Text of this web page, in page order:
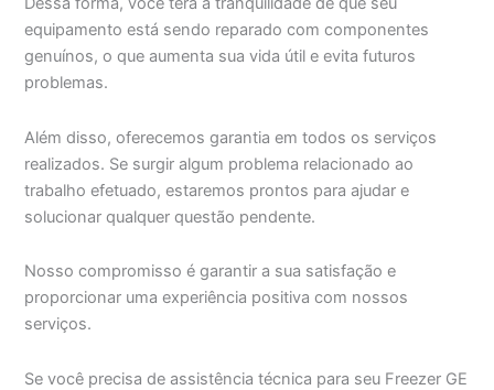
equipamento está sendo reparado com componentes
genuínos, o que aumenta sua vida útil e evita futuros
problemas.
Além disso, oferecemos garantia em todos os serviços
realizados. Se surgir algum problema relacionado ao
trabalho efetuado, estaremos prontos para ajudar e
solucionar qualquer questão pendente.
Nosso compromisso é garantir a sua satisfação e
proporcionar uma experiência positiva com nossos
serviços.
Se você precisa de assistência técnica para seu Freezer GE